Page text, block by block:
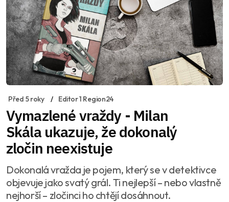
Před 5 roky Editor 1 Region24
Vymazlené vraždy - Milan
Skála ukazuje, že dokonalý
zločin neexistuje
Dokonalá vražda je pojem, který se v detektivce
objevuje jako svatý grál. Ti nejlepší – nebo vlastně
nejhorší – zločinci ho chtějí dosáhnout.